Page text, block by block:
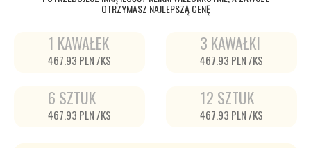
OTRZYMASZ NAJLEPSZĄ CENĘ
1 KAWAŁEK
467.93 PLN /KS
3 KAWAŁKI
467.93 PLN /KS
6 SZTUK
467.93 PLN /KS
12 SZTUK
467.93 PLN /KS